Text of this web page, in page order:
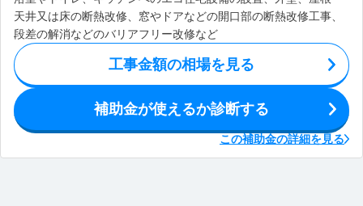
天井又は床の断熱改修、窓やドアなどの開口部の断熱改修工事、
段差の解消などのバリアフリー改修など
工事金額の相場を見る
補助金が使えるか診断する
この補助金の詳細を見る